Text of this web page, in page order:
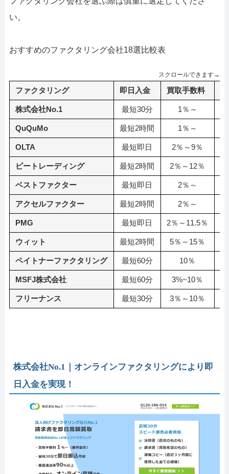
い。
おすすめのファクタリング会社18選比較表
スクロールできます→
ファクタリング 即日入金 買取手数料
株式会社No.1 最短30分 1％～
QuQuMo 最短2時間 1％～
OLTA 最短即日 2％～9％
ビートレーディング 最短2時間 2％～12％
ベストファクター 最短即日 2％～
アクセルファクター 最短2時間 2％～
PMG 最短即日 2％～11.5％
ウィット 最短2時間 5％～15％
ペイトナーファクタリング 最短60分 10％
MSFJ株式会社 最短60分 3%~10％
フリーナンス 最短30分 3％～10％
株式会社No.1｜オンラインファクタリングにより即
日入金を実現！